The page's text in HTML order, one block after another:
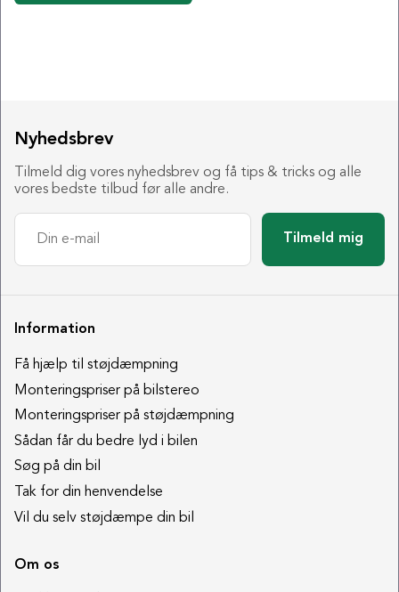
Nyhedsbrev
Tilmeld dig vores nyhedsbrev og få tips & tricks og alle
vores bedste tilbud før alle andre.
Tilmeld mig
Information
Få hjælp til støjdæmpning
Monteringspriser på bilstereo
Monteringspriser på støjdæmpning
Sådan får du bedre lyd i bilen
Søg på din bil
Tak for din henvendelse
Vil du selv støjdæmpe din bil
Om os